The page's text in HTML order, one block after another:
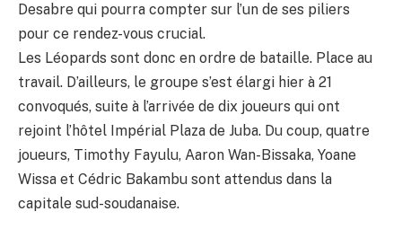
Desabre qui pourra compter sur l’un de ses piliers
pour ce rendez-vous crucial.
Les Léopards sont donc en ordre de bataille. Place au
travail. D’ailleurs, le groupe s’est élargi hier à 21
convoqués, suite à l’arrivée de dix joueurs qui ont
rejoint l’hôtel Impérial Plaza de Juba. Du coup, quatre
joueurs, Timothy Fayulu, Aaron Wan-Bissaka, Yoane
Wissa et Cédric Bakambu sont attendus dans la
capitale sud-soudanaise.